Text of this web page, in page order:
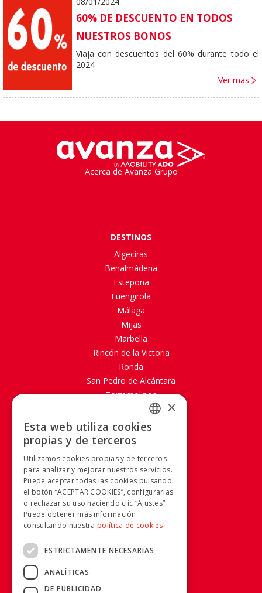
60% DE DESCUENTO EN TODOS
NUESTROS BONOS
Viaja con descuentos del 60% durante todo el
2024
Ver mas
Acerca de Avanza Grupo
DESTINOS
Algeciras
Benalmádena
Estepona
Fuengirola
Málaga
Mijas
Marbella
Rincón de la Victoria
Ronda
San Pedro de Alcántara
Torremolinos
SOBRE AVANZA
Mapa Web
Aviso legal
Política de Cookies
Política de privacidad
Condiciones generales
Condiciones de compra
Calidad y Medio Ambiente
×
Esta web utiliza cookies
propias y de terceros
Utilizamos cookies propias y de terceros
para analizar y mejorar nuestros servicios.
Puede aceptar todas las cookies pulsando
el botón “ACEPTAR COOKIES”, configurarlas
o rechazar su uso haciendo clic “Ajustes”.
Puede obtener más información
consultando nuestra política de cookies.
ESTRICTAMENTE NECESARIAS
ANALÍTICAS
DE PUBLICIDAD